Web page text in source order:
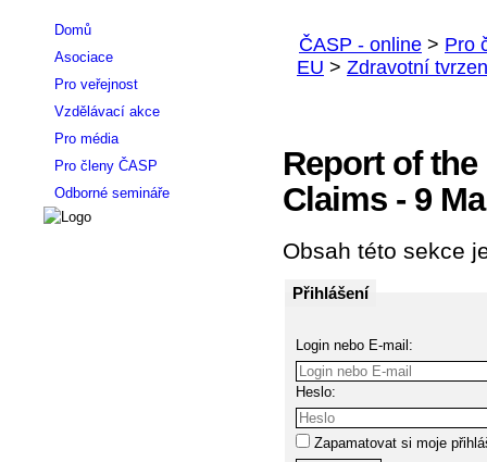
Report of
Claims - 9
Obsah této sekce
Přihlášení
Login nebo E-mail:
Heslo:
Zapamatovat si moje
Domů
Asociace
Pro veřejnost
Vzdělávací akce
Pro média
Pro členy ČASP
Odborné semináře